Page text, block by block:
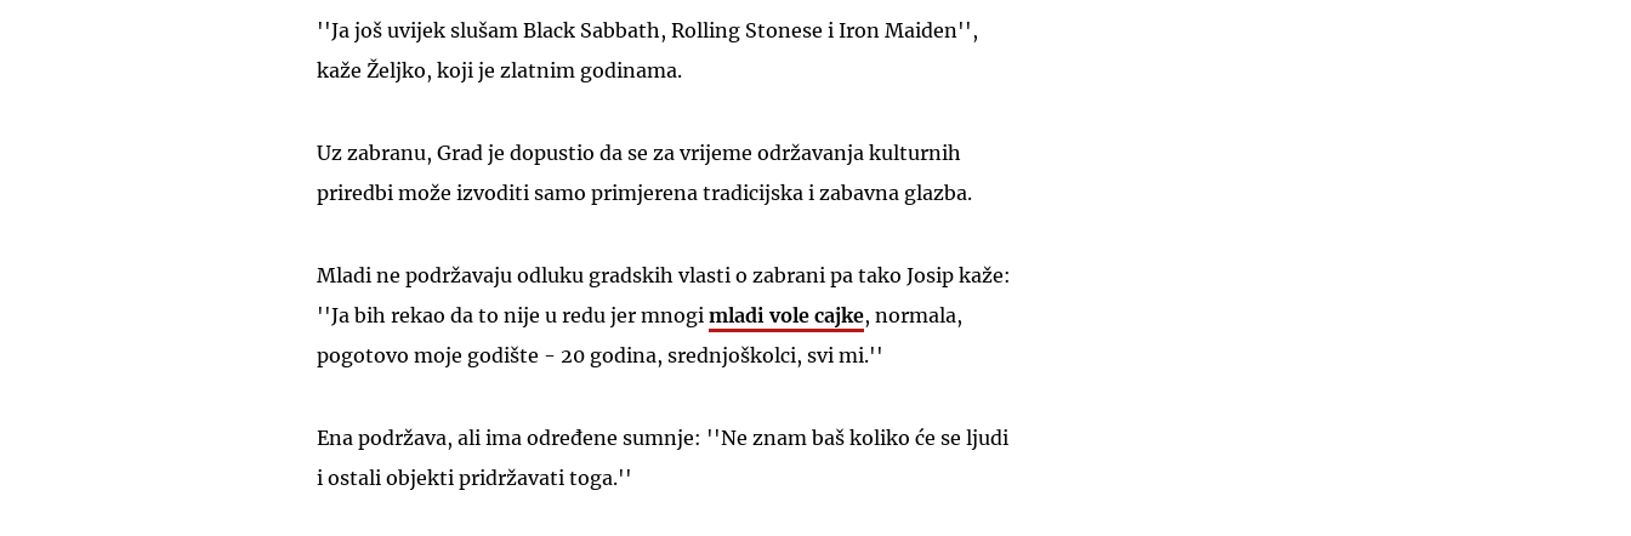
''Ja još uvijek slušam Black Sabbath, Rolling Stonese i Iron Maiden'',
kaže Željko, koji je zlatnim godinama.
Uz zabranu, Grad je dopustio da se za vrijeme održavanja kulturnih
priredbi može izvoditi samo primjerena tradicijska i zabavna glazba.
Mladi ne podržavaju odluku gradskih vlasti o zabrani pa tako Josip kaže:
''Ja bih rekao da to nije u redu jer mnogi mladi vole cajke, normala,
pogotovo moje godište - 20 godina, srednjoškolci, svi mi.''
Ena podržava, ali ima određene sumnje: ''Ne znam baš koliko će se ljudi
i ostali objekti pridržavati toga.''
UKLJUČITE NOTIFIKACIJE